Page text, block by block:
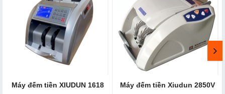
Máy đếm tiền XIUDUN 1618 Máy đếm tiền Xiudun 2850V